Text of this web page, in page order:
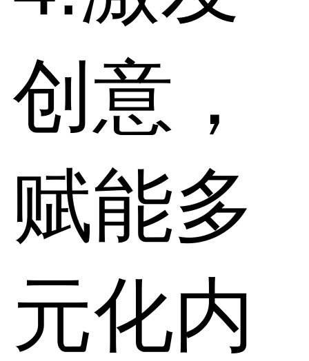
创意，
赋能多
元化内